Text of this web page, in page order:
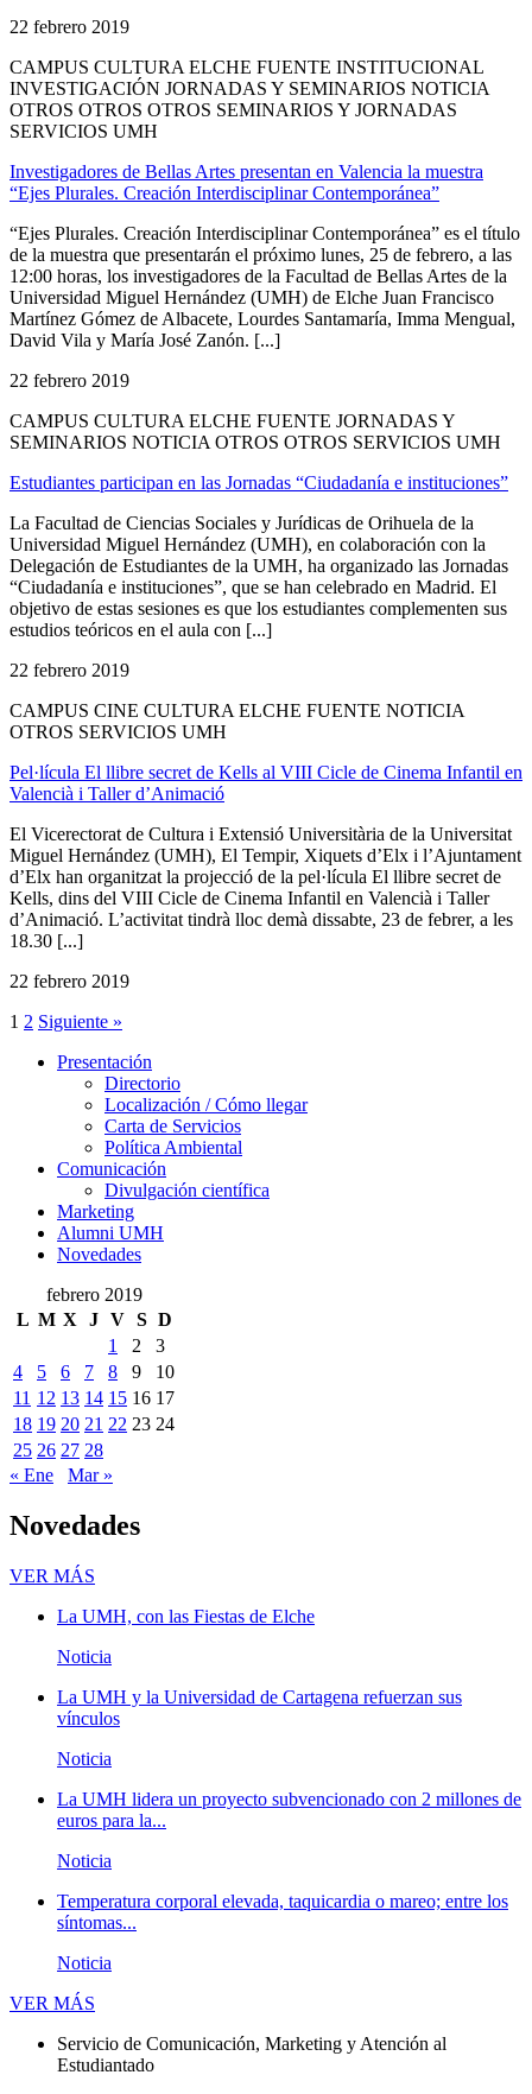
22 febrero 2019
CAMPUS CULTURA ELCHE FUENTE INSTITUCIONAL
INVESTIGACIÓN JORNADAS Y SEMINARIOS NOTICIA
OTROS OTROS OTROS SEMINARIOS Y JORNADAS
SERVICIOS UMH
Investigadores de Bellas Artes presentan en Valencia la muestra
“Ejes Plurales. Creación Interdisciplinar Contemporánea”
“Ejes Plurales. Creación Interdisciplinar Contemporánea” es el título
de la muestra que presentarán el próximo lunes, 25 de febrero, a las
12:00 horas, los investigadores de la Facultad de Bellas Artes de la
Universidad Miguel Hernández (UMH) de Elche Juan Francisco
Martínez Gómez de Albacete, Lourdes Santamaría, Imma Mengual,
David Vila y María José Zanón. [...]
22 febrero 2019
CAMPUS CULTURA ELCHE FUENTE JORNADAS Y
SEMINARIOS NOTICIA OTROS OTROS SERVICIOS UMH
Estudiantes participan en las Jornadas “Ciudadanía e instituciones”
La Facultad de Ciencias Sociales y Jurídicas de Orihuela de la
Universidad Miguel Hernández (UMH), en colaboración con la
Delegación de Estudiantes de la UMH, ha organizado las Jornadas
“Ciudadanía e instituciones”, que se han celebrado en Madrid. El
objetivo de estas sesiones es que los estudiantes complementen sus
estudios teóricos en el aula con [...]
22 febrero 2019
CAMPUS CINE CULTURA ELCHE FUENTE NOTICIA
OTROS SERVICIOS UMH
Pel·lícula El llibre secret de Kells al VIII Cicle de Cinema Infantil en
Valencià i Taller d’Animació
El Vicerectorat de Cultura i Extensió Universitària de la Universitat
Miguel Hernández (UMH), El Tempir, Xiquets d’Elx i l’Ajuntament
d’Elx han organitzat la projecció de la pel·lícula El llibre secret de
Kells, dins del VIII Cicle de Cinema Infantil en Valencià i Taller
d’Animació. L’activitat tindrà lloc demà dissabte, 23 de febrer, a les
18.30 [...]
22 febrero 2019
1 2 Siguiente »
Presentación
Presentación
Directorio
Localización / Cómo llegar
Carta de Servicios
Política Ambiental
Comunicación
Comunicación
Divulgación científica
Marketing
Alumni UMH
Novedades
febrero 2019
L M X J V S D
1
2
3
4
5 6 7 8 9
10
11 12 13 14 15 16 17
18 19 20 21 22 23 24
25 26 27 28
« Ene
Mar »
Novedades
VER MÁS
La UMH, con las Fiestas de Elche
Noticia
La UMH y la Universidad de Cartagena refuerzan sus
vínculos
Noticia
La UMH lidera un proyecto subvencionado con 2 millones de
euros para la...
Noticia
Temperatura corporal elevada, taquicardia o mareo; entre los
síntomas...
Noticia
VER MÁS
Servicio de Comunicación, Marketing y Atención al
Estudiantado